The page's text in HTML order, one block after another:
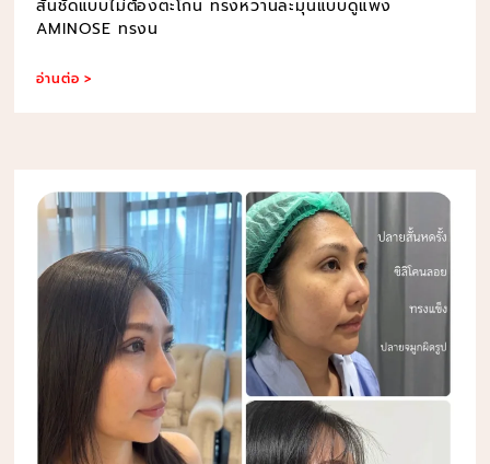
สันชัดแบบไม่ต้องตะโกน ทรงหวานละมุนแบบดูแพง
AMINOSE ทรงน
อ่านต่อ >